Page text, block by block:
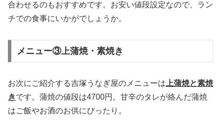
合わせるのもおすすめです。お安い値段設定なので、ラン
チでの食事にいかがでしょうか。
メニュー③上蒲焼・素焼き
お次にご紹介する吉塚うなぎ屋のメニューは 上蒲焼と素焼
きです。蒲焼の値段は4700円。甘辛のタレが絡んだ蒲焼
はご飯やお酒のお供にぴったり。